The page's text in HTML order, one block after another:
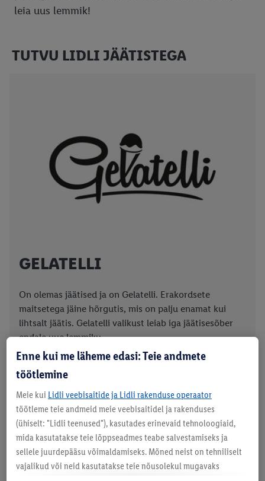
leia uus lemmik!
TUTVU LIDLI JÄÄTISTEGA
GELATELLI
On olemas jäätised ja on Gelatelli. Erakordsete
maitsetega jäine hõrgutis, mis on palju enamat kui
lihtsalt jäätis. Gelatelli valikust leiab iga jäätisesõber
endale uue lemmiku.
Enne kui me läheme edasi: Teie andmete
töötlemine
Meie kui Lidli veebisaitide ja Lidli rakenduse operaator
töötleme teie andmeid meie veebisaitidel ja rakenduses
(ühiselt: "Lidli teenused"), kasutades erinevaid tehnoloogiaid,
mida kasutatakse teie lõppseadmes teabe salvestamiseks ja
sellele juurdepääsu võimaldamiseks. Mõned neist on tehniliselt
vajalikud või neid kasutatakse teie nõusolekul mugavaks